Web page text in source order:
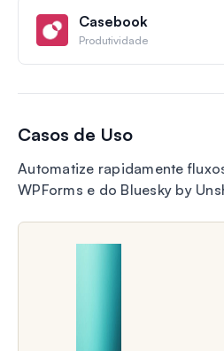
Casebook
Produtividade
Casos de Uso
Automatize rapidamente
WPForms e do Bluesky by